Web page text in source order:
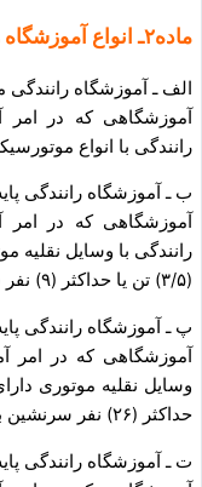
ماده۲ـ انواع آموزشگاه های رانندگی به شرح زیر است:
الف ـ آموزشگاه
آموزشگاهی که در
رانندگی با انواع
ب ـ آموزشگاه رانندگی
آموزشگاهی که در
رانندگی با وسایل نقلیه
(۳/۵) تن یا حداکثر (۹) نفر سرنشین با احتساب راننده فعالیت می کند.
پ ـ آموزشگاه رانندگی
آموزشگاهی که در امر
حداکثر (۲۶) نفر سرنشین با احتساب راننده فعالیت می­کند.
ت ـ آموزشگاه رانندگی